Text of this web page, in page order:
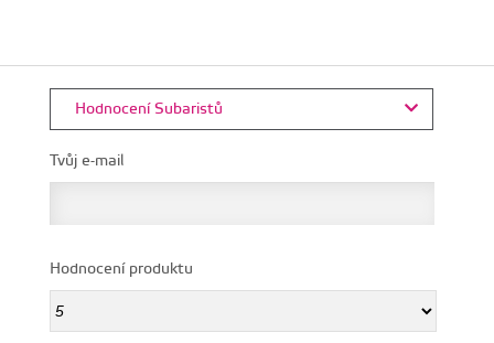
Hodnocení Subaristů
Tvůj e-mail
Hodnocení produktu